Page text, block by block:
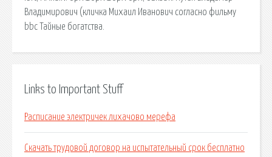
Владимирович (кличка Михаил Иванович согласно фильму
bbc Тайные богатства.
Links to Important Stuff
Расписание электричек лихачово мерефа
Скачать трудовой договор на испытательный срок бесплатно